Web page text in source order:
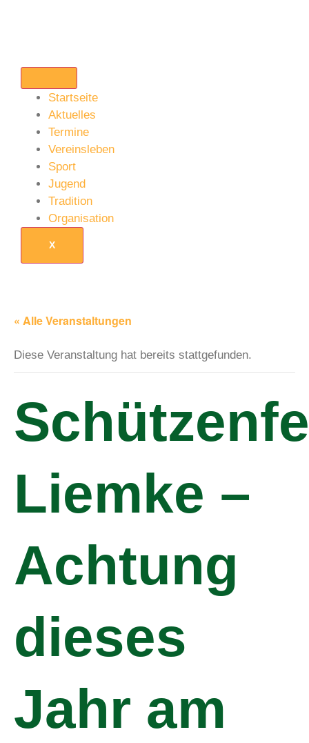
Startseite
Aktuelles
Termine
Vereinsleben
Sport
Jugend
Tradition
Organisation
X
« Alle Veranstaltungen
Diese Veranstaltung hat bereits stattgefunden.
Liemke –
Achtung
dieses
Jahr am